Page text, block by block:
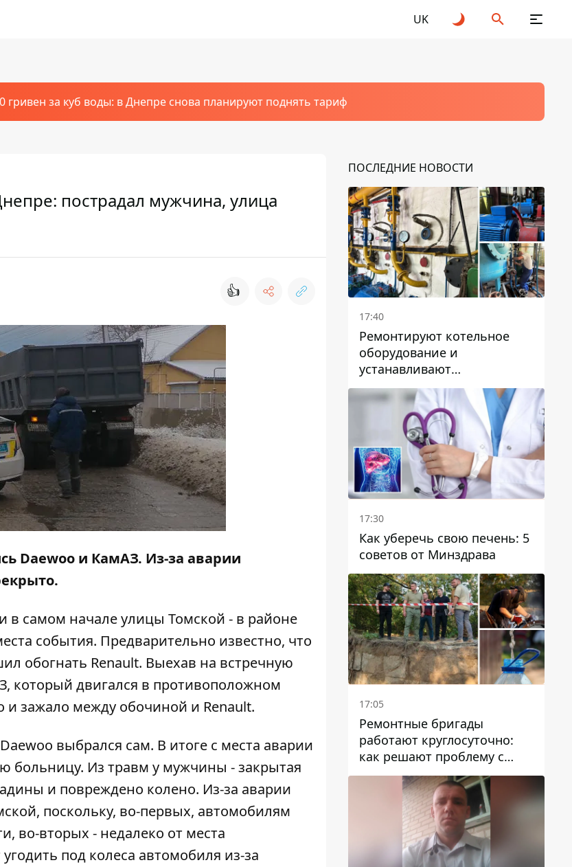
UK
гривен за куб воды: в Днепре снова планируют поднять тариф
пострадал мужчина, улица
👍
Daewoo и КамАЗ. Из-за аварии
в самом начале улицы Томской - в районе
события. Предварительно известно, что
обогнать Renault. Выехав на встречную
который двигался в противоположном
и зажало между обочиной и Renault.
выбрался сам. В итоге с места аварии
больницу. Из травм у мужчины - закрытая
и повреждено колено. Из-за аварии
поскольку, во-первых, автомобилям
во-вторых - недалеко от места
под колеса автомобиля из-за
ПОСЛЕДНИЕ НОВОСТИ
17:40
Ремонтируют котельное
оборудование и
устанавливают
генераторные установки:
как в Днепре готовятся к
отопительному сезону
17:30
Как уберечь свою печень: 5
советов от Минздрава
17:05
Ремонтные бригады
работают круглосуточно:
как решают проблему с
водой в Марганецкой
громаде